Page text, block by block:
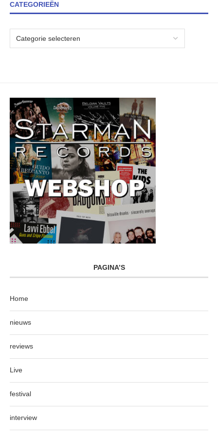
CATEGORIEËN
PAGINA’S
Home
nieuws
reviews
Live
festival
interview